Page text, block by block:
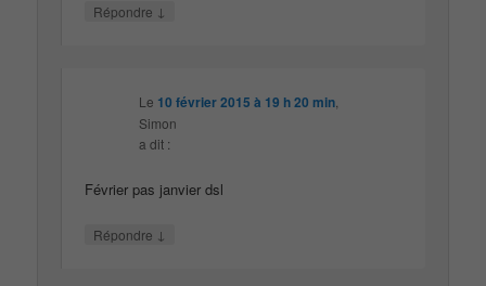
Répondre ↓
Le 10 février 2015 à 19 h 20 min
Simon
a dit :
Février pas janvier dsl
Répondre ↓